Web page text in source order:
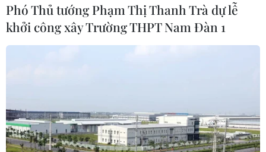
Phó Thủ tướng Phạm Thị Thanh Trà dự lễ
khởi công xây Trường THPT Nam Đàn 1